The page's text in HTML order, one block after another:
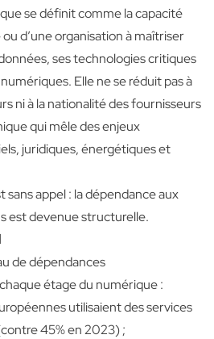
se définit comme la capacité
d’une organisation à maîtriser
ses technologies critiques
Elle ne se réduit pas à
ni à la nationalité des fournisseurs
qui mêle des enjeux
juridiques, énergétiques et
sans appel : la dépendance aux
est devenue structurelle.
de dépendances
étage du numérique :
utilisaient des services
45% en 2023) ;